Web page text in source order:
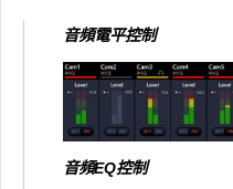
音頻電平控制
音頻EQ控制